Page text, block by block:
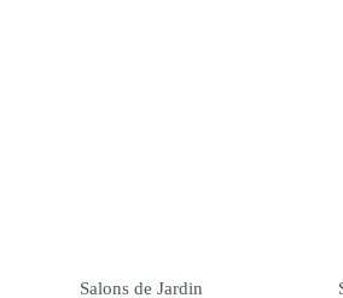
Salons de Jardin